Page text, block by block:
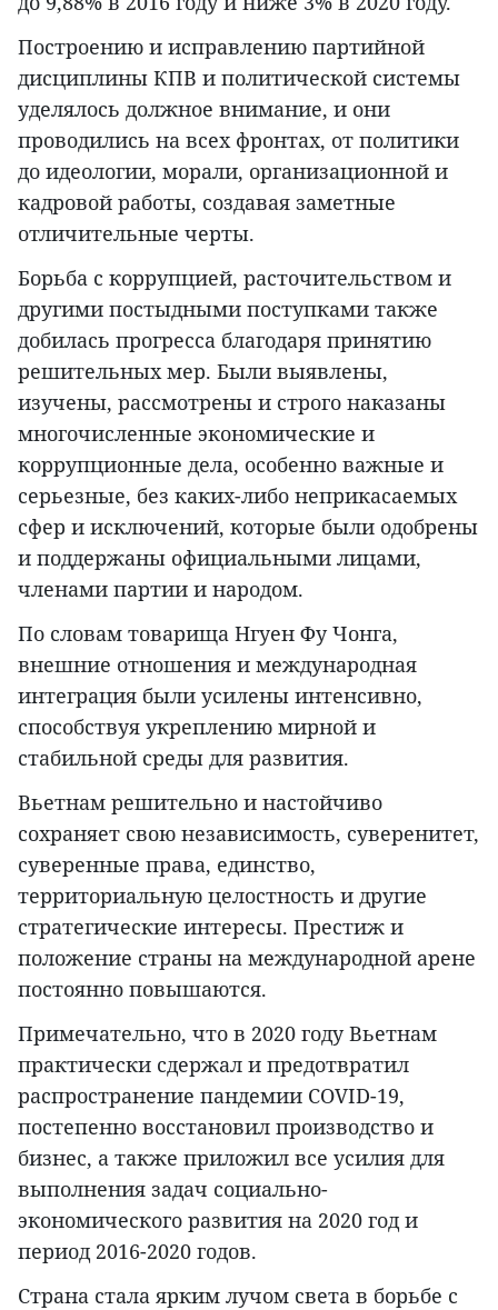
Построению и исправлению партийной
дисциплины КПВ и политической системы
уделялось должное внимание, и они
проводились на всех фронтах, от политики
до идеологии, морали, организационной и
кадровой работы, создавая заметные
отличительные черты.
Борьба с коррупцией, расточительством и
другими постыдными поступками также
добилась прогресса благодаря принятию
решительных мер. Были выявлены,
изучены, рассмотрены и строго наказаны
многочисленные экономические и
коррупционные дела, особенно важные и
серьезные, без каких-либо неприкасаемых
сфер и исключений, которые были одобрены
и поддержаны официальными лицами,
членами партии и народом.
По словам товарища Нгуен Фу Чонга,
внешние отношения и международная
интеграция были усилены интенсивно,
способствуя укреплению мирной и
стабильной среды для развития.
Вьетнам решительно и настойчиво
сохраняет свою независимость, суверенитет,
суверенные права, единство,
территориальную целостность и другие
стратегические интересы. Престиж и
положение страны на международной арене
постоянно повышаются.
Примечательно, что в 2020 году Вьетнам
практически сдержал и предотвратил
распространение пандемии COVID-19,
постепенно восстановил производство и
бизнес, а также приложил все усилия для
выполнения задач социально-
экономического развития на 2020 год и
период 2016-2020 годов.
Страна стала ярким лучом света в борьбе с